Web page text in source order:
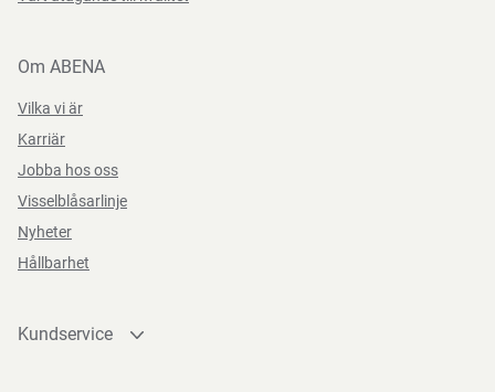
Om ABENA
Vilka vi är
Karriär
Jobba hos oss
Visselblåsarlinje
Nyheter
Hållbarhet
Kundservice